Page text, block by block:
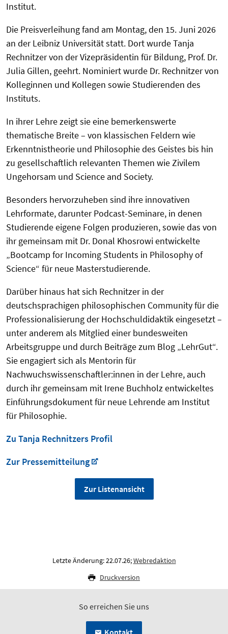
Institut.
Die Preisverleihung fand am Montag, den 15. Juni 2026
an der Leibniz Universität statt. Dort wurde Tanja
Rechnitzer von der Vizepräsidentin für Bildung, Prof. Dr.
Julia Gillen, geehrt. Nominiert wurde Dr. Rechnitzer von
Kolleginnen und Kollegen sowie Studierenden des
Instituts.
In ihrer Lehre zeigt sie eine bemerkenswerte
thematische Breite – von klassischen Feldern wie
Erkenntnistheorie und Philosophie des Geistes bis hin
zu gesellschaftlich relevanten Themen wie Zivilem
Ungehorsam und Science and Society.
Besonders hervorzuheben sind ihre innovativen
Lehrformate, darunter Podcast-Seminare, in denen
Studierende eigene Folgen produzieren, sowie das von
ihr gemeinsam mit Dr. Donal Khosrowi entwickelte
„Bootcamp for Incoming Students in Philosophy of
Science“ für neue Masterstudierende.
Darüber hinaus hat sich Rechnitzer in der
deutschsprachigen philosophischen Community für die
Professionalisierung der Hochschuldidaktik eingesetzt –
unter anderem als Mitglied einer bundesweiten
Arbeitsgruppe und durch Beiträge zum Blog „LehrGut“.
Sie engagiert sich als Mentorin für
Nachwuchswissenschaftler:innen in der Lehre, auch
durch ihr gemeinsam mit Irene Buchholz entwickeltes
Einführungsdokument für neue Lehrende am Institut
für Philosophie.
Zu Tanja Rechnitzers Profil
Zur Pressemitteilung
Zur Listenansicht
Letzte Änderung: 22.07.26;Webredaktion
Druckversion
So erreichen Sie uns